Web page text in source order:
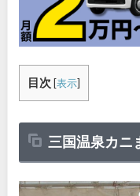
目次 [表示]
三国温泉カニ